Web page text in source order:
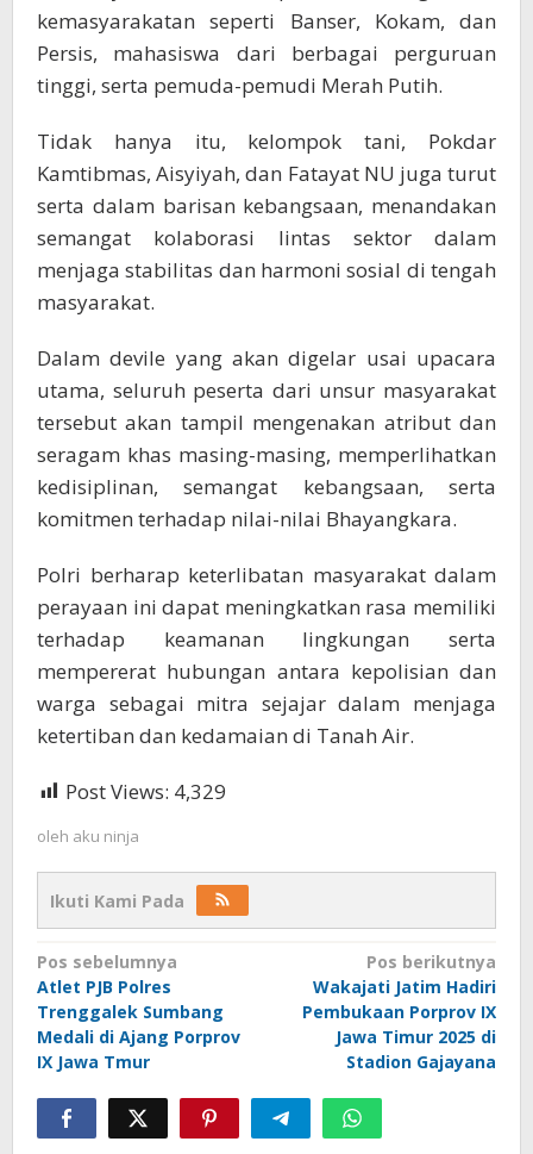
kemasyarakatan seperti Banser, Kokam, dan
Persis, mahasiswa dari berbagai perguruan
tinggi, serta pemuda-pemudi Merah Putih.
Tidak hanya itu, kelompok tani, Pokdar
Kamtibmas, Aisyiyah, dan Fatayat NU juga turut
serta dalam barisan kebangsaan, menandakan
semangat kolaborasi lintas sektor dalam
menjaga stabilitas dan harmoni sosial di tengah
masyarakat.
Dalam devile yang akan digelar usai upacara
utama, seluruh peserta dari unsur masyarakat
tersebut akan tampil mengenakan atribut dan
seragam khas masing-masing, memperlihatkan
kedisiplinan, semangat kebangsaan, serta
komitmen terhadap nilai-nilai Bhayangkara.
Polri berharap keterlibatan masyarakat dalam
perayaan ini dapat meningkatkan rasa memiliki
terhadap keamanan lingkungan serta
mempererat hubungan antara kepolisian dan
warga sebagai mitra sejajar dalam menjaga
ketertiban dan kedamaian di Tanah Air.
Post Views: 4,329
oleh aku ninja
Ikuti Kami Pada
Navigasi
pos
Pos sebelumnya
Atlet PJB Polres
Trenggalek Sumbang
Medali di Ajang Porprov
IX Jawa Tmur
Pos berikutnya
Wakajati Jatim Hadiri
Pembukaan Porprov IX
Jawa Timur 2025 di
Stadion Gajayana